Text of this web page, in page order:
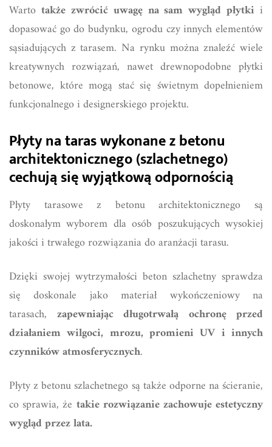
Warto także zwrócić uwagę na sam wygląd płytki i
dopasować go do budynku, ogrodu czy innych elementów
sąsiadujących z tarasem. Na rynku można znaleźć wiele
kreatywnych rozwiązań, nawet drewnopodobne płytki
betonowe, które mogą stać się świetnym dopełnieniem
funkcjonalnego i designerskiego projektu.
Płyty na taras wykonane z betonu
architektonicznego (szlachetnego)
cechują się wyjątkową odpornością
Płyty tarasowe z betonu architektonicznego są
doskonałym wyborem dla osób poszukujących wysokiej
jakości i trwałego rozwiązania do aranżacji tarasu.
Dzięki swojej wytrzymałości beton szlachetny sprawdza
się doskonale jako materiał wykończeniowy na
tarasach, zapewniając długotrwałą ochronę przed
działaniem wilgoci, mrozu, promieni UV i innych
czynników atmosferycznych.
Płyty z betonu szlachetnego są także odporne na ścieranie,
co sprawia, że takie rozwiązanie zachowuje estetyczny
wygląd przez lata.